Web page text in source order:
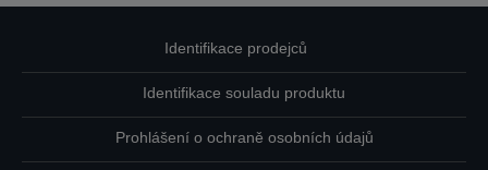
Identifikace prodejců
Identifikace souladu produktu
Prohlášení o ochraně osobních údajů